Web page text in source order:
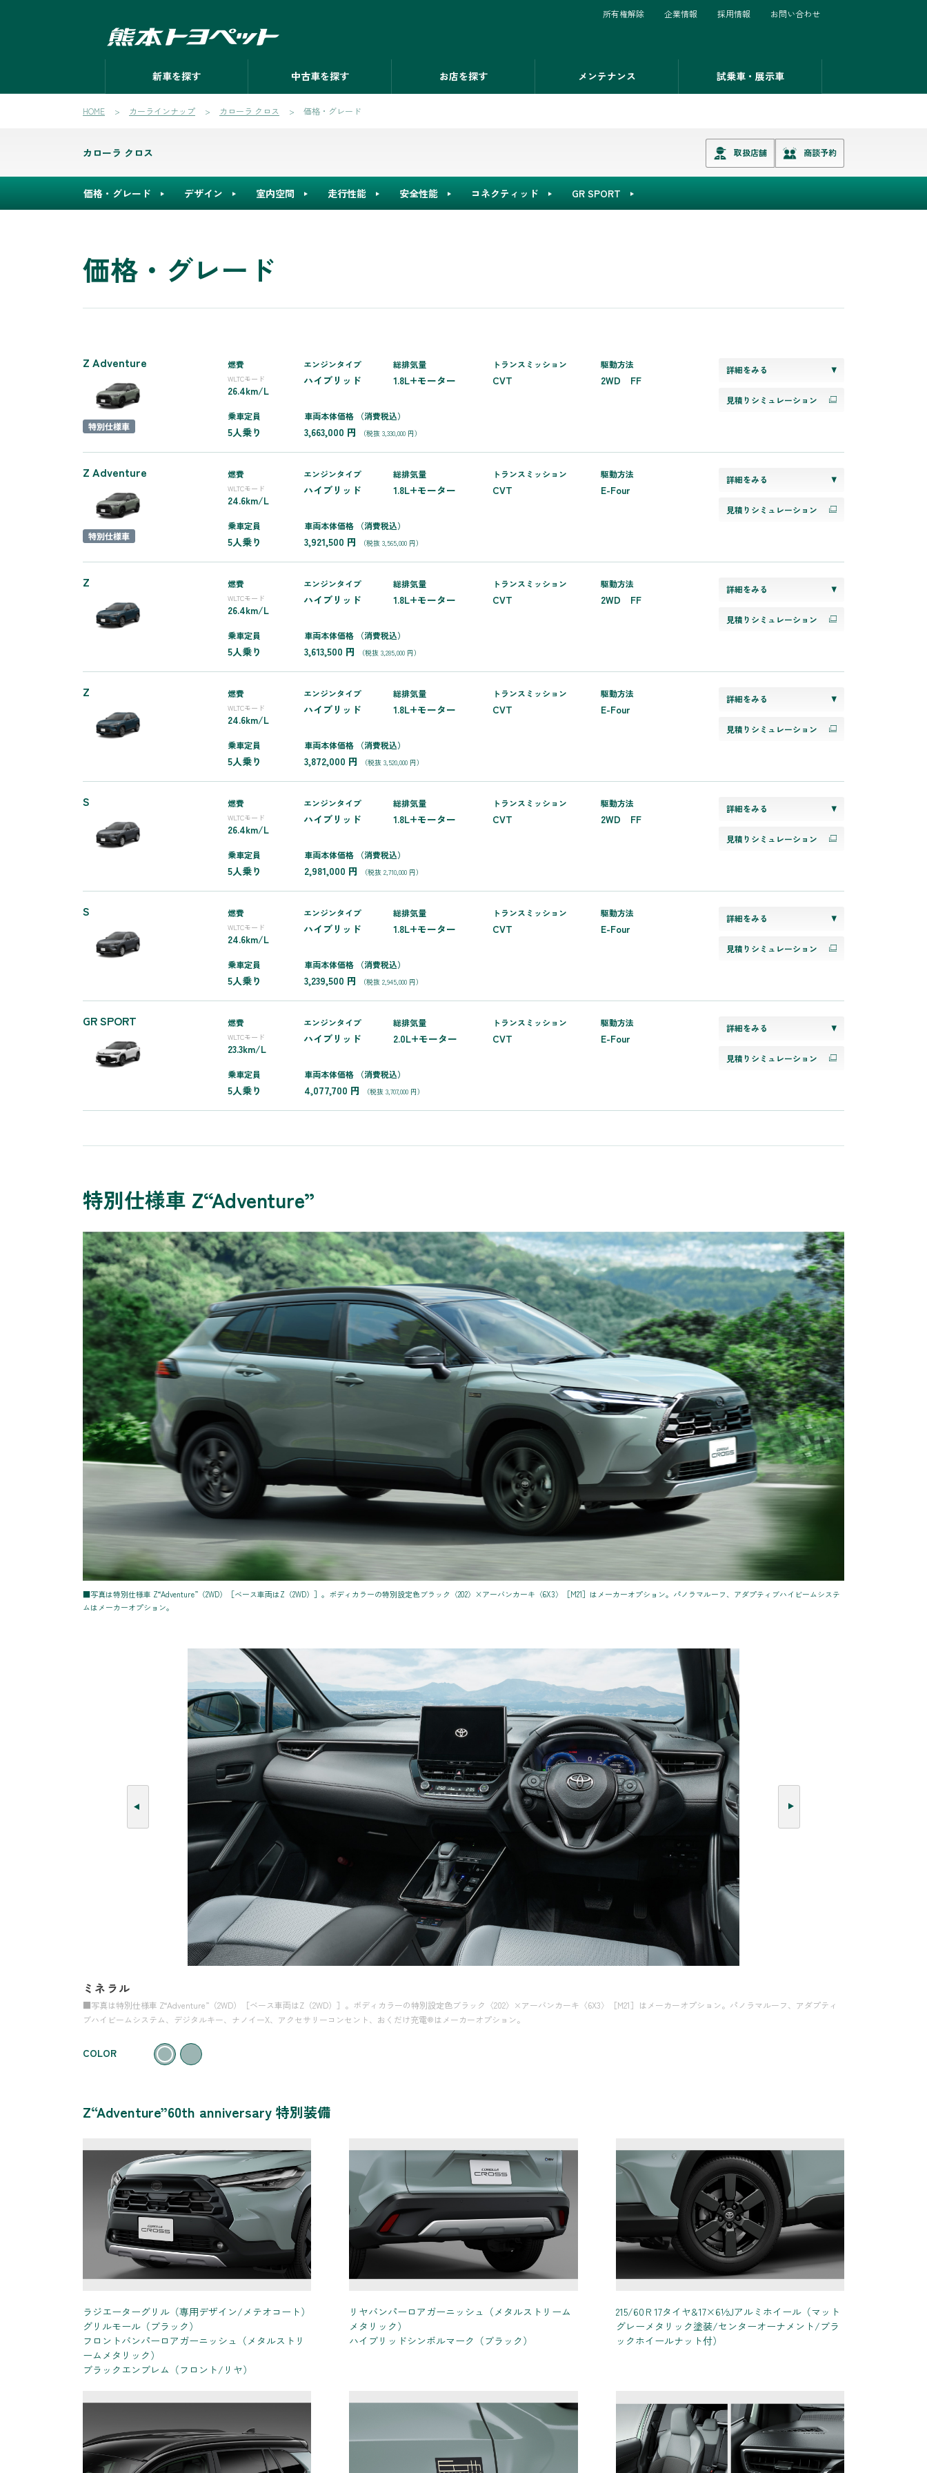
新車を探す 中古車を探す お店を探す メンテナンス 試乗車・展示車
所有権解除 企業情報 採用情報 お問い合わせ
HOME カーラインナップ カローラ クロス 価格・グレード
カローラ クロス 取扱店舗 商談予約
価格・グレード デザイン 室内空間 走行性能 安全性能 コネクティッド GR SPORT
価格・グレード
Z Adventure 燃費
WLTCモード
26.4km/L
エンジンタイプ
ハイブリッド
総排気量
1.8L+モーター
トランス ミッション
CVT
駆動方法
2WD FF
乗車定員
5人乗り
車両本体価格 （消費税込）
3,663,000 円 （税抜 3,330,000 円）
詳細をみる
見積りシミュレーション
Z Adventure 燃費
WLTCモード
24.6km/L
エンジンタイプ
ハイブリッド
総排気量
1.8L+モーター
トランス ミッション
CVT
駆動方法
E-Four
乗車定員
5人乗り
車両本体価格 （消費税込）
3,921,500 円 （税抜 3,565,000 円）
詳細をみる
見積りシミュレーション
Z 燃費
WLTCモード
26.4km/L
エンジンタイプ
ハイブリッド
総排気量
1.8L+モーター
トランス ミッション
CVT
駆動方法
2WD FF
乗車定員
5人乗り
車両本体価格 （消費税込）
3,613,500 円 （税抜 3,285,000 円）
詳細をみる
見積りシミュレーション
Z 燃費
WLTCモード
24.6km/L
エンジンタイプ
ハイブリッド
総排気量
1.8L+モーター
トランス ミッション
CVT
駆動方法
E-Four
乗車定員
5人乗り
車両本体価格 （消費税込）
3,872,000 円 （税抜 3,520,000 円）
詳細をみる
見積りシミュレーション
S 燃費
WLTCモード
26.4km/L
エンジンタイプ
ハイブリッド
総排気量
1.8L+モーター
トランス ミッション
CVT
駆動方法
2WD FF
乗車定員
5人乗り
車両本体価格 （消費税込）
2,981,000 円 （税抜 2,710,000 円）
詳細をみる
見積りシミュレーション
S 燃費
WLTCモード
24.6km/L
エンジンタイプ
ハイブリッド
総排気量
1.8L+モーター
トランス ミッション
CVT
駆動方法
E-Four
乗車定員
5人乗り
車両本体価格 （消費税込）
3,239,500 円 （税抜 2,945,000 円）
詳細をみる
見積りシミュレーション
GR SPORT 燃費
WLTCモード
23.3km/L
エンジンタイプ
ハイブリッド
総排気量
2.0L+モーター
トランス ミッション
CVT
駆動方法
E-Four
乗車定員
5人乗り
車両本体価格 （消費税込）
4,077,700 円 （税抜 3,707,000 円）
詳細をみる
見積りシミュレーション
特別仕様車 Z“Adventure”
■写真は特別仕様車 Z“Adventure”（2WD）［ベース車両はZ（2WD）］。ボディカラーの特別設定色ブラック〈202〉×アーバンカーキ〈6X3〉［M21］はメーカーオプション。パノラマルーフ、アダプティブハイビームシステ
ムはメーカーオプション。
ミネラル
■写真は特別仕様車 Z“Adventure”（2WD）［ベース車両はZ（2WD）］。ボディカラーの特別設定色ブラック〈202〉×アーバンカーキ〈6X3〉［M21］はメーカーオプション。パノラマルーフ、アダプティ
ブハイビームシステム、デジタルキー、ナノイーX、アクセサリーコンセント、おくだけ充電®︎はメーカーオプション。
COLOR
Z“Adventure”60th anniversary 特別装備
ラジエーターグリル（専用デザイン/メテオコート）
グリルモール（ブラック）
フロントバンパーロアガーニッシュ（メタルストリ
ームメタリック）
ブラックエンブレム（フロント/リヤ）
リヤバンパーロアガーニッシュ（メタルストリーム
メタリック）
ハイブリッドシンボルマーク（ブラック）
215/60Ｒ17タイヤ&17×6½Jアルミホイール（マット
グレーメタリック塗装/センターオーナメント/ブラ
ックホイールナット付）